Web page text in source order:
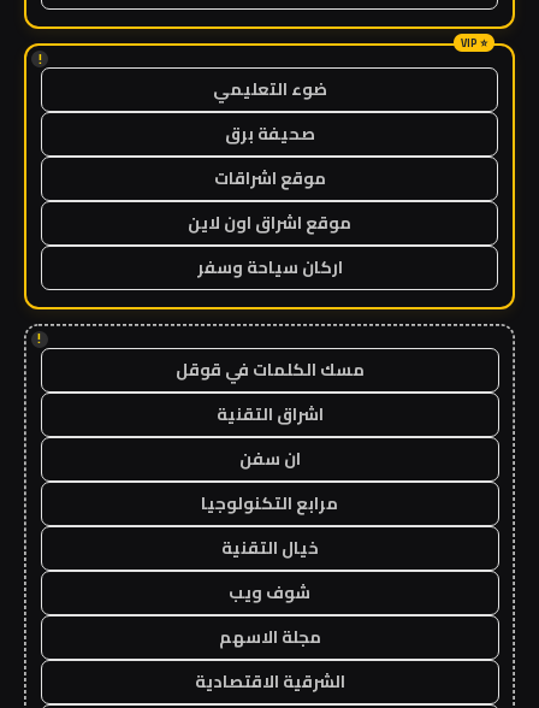
!
ضوء التعليمي
صحيفة برق
موقع اشراقات
موقع اشراق اون لاين
اركان سياحة وسفر
!
مسك الكلمات في قوقل
اشراق التقنية
ان سفن
مرابع التكنولوجيا
خيال التقنية
شوف ويب
مجلة الاسهم
الشرقية الاقتصادية